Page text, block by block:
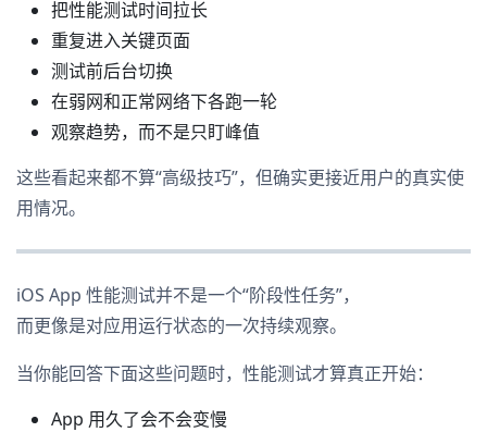
把性能测试时间拉长
重复进入关键页面
测试前后台切换
在弱网和正常网络下各跑一轮
观察趋势，而不是只盯峰值
这些看起来都不算“高级技巧”，但确实更接近用户的真实使
用情况。
iOS App 性能测试并不是一个“阶段性任务”，
而更像是对应用运行状态的一次持续观察。
当你能回答下面这些问题时，性能测试才算真正开始：
App 用久了会不会变慢